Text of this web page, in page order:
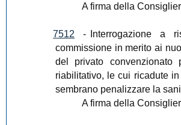
A firma della
7512 -
Interrogazione a
commissione in merito ai
del privato convenzionato
riabilitativo, le cui ricadute
sembrano penalizzare la
A firma della